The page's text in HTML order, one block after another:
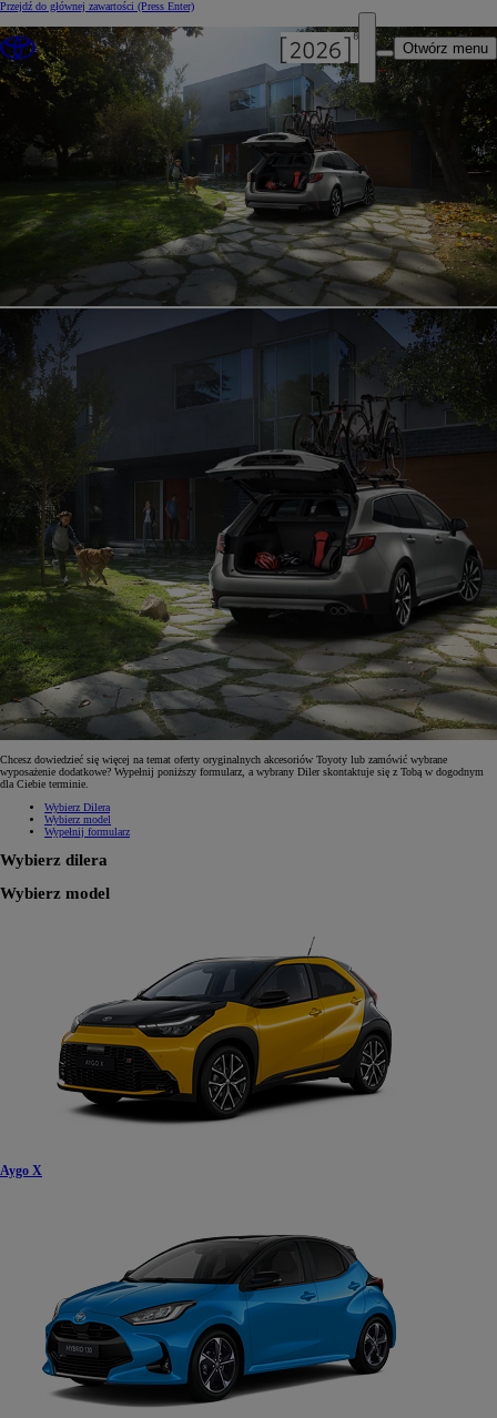
Przejdź do głównej zawartości (Press Enter)
Otwórz menu
Chcesz dowiedzieć się więcej na temat oferty oryginalnych akcesoriów Toyoty lub zamówić wybrane
wyposażenie dodatkowe? Wypełnij poniższy formularz, a wybrany Diler skontaktuje się z Tobą w dogodnym
dla Ciebie terminie.
Wybierz Dilera
Wybierz model
Wypełnij formularz
Wybierz dilera
Wybierz model
Aygo X